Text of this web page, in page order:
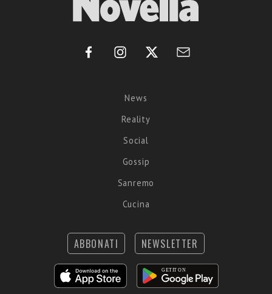
News
Reality
Social
Gossip
Sanremo
Cucina
ABBONATI NEWSLETTER